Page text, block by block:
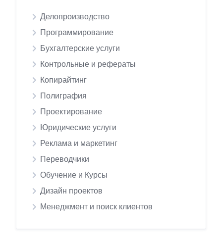
Делопроизводство
Программирование
Бухгалтерские услуги
Контрольные и рефераты
Копирайтинг
Полиграфия
Проектирование
Юридические услуги
Реклама и маркетинг
Переводчики
Обучение и Курсы
Дизайн проектов
Менеджмент и поиск клиентов